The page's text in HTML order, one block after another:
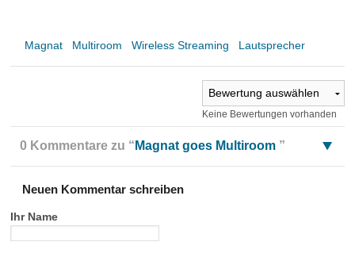
Magnat Multiroom Wireless Streaming Lautsprecher
Keine Bewertungen vorhanden
0 Kommentare zu “ Magnat goes Multiroom ”
Neuen Kommentar schreiben
Ihr Name